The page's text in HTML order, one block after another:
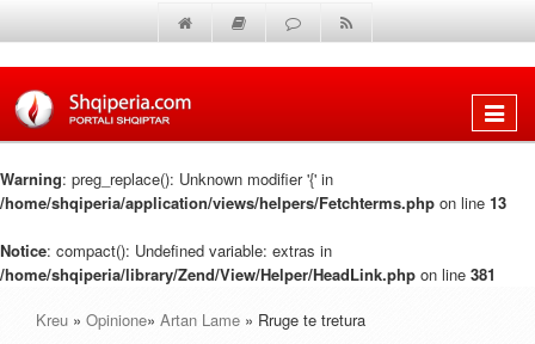
Shfaq
Warning: preg_replace(): Unknown modifier '{' in
/home/shqiperia/application/views/helpers/Fetchterms.php on line 13
Notice: compact(): Undefined variable: extras in
/home/shqiperia/library/Zend/View/Helper/HeadLink.php on line 381
Kreu » Opinione» Artan Lame » Rruge te tretura